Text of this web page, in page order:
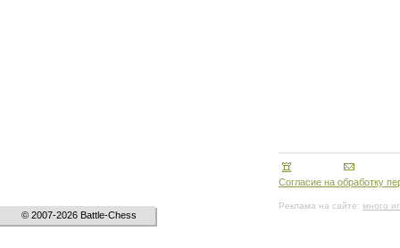
© 2007-2026 Battle-Chess
Согласие на обработку
Реклама на сайте: много